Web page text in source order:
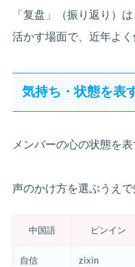
「复盘」（振り返り）
活かす場面で、近年よく
気持ち・状態を表
メンバーの心の状態を表
声のかけ方を選ぶうえで
中国語 ピンイン
自信 zìxìn